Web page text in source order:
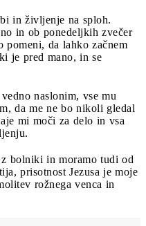
in življenje na sploh.
in ob ponedeljkih zvečer
pomeni, da lahko začnem
je pred mano, in se
naslonim, vse mu
da me ne bo nikoli gledal
mi moči za delo in vsa
bolniki in moramo tudi od
prisotnost Jezusa je moje
rožnega venca in